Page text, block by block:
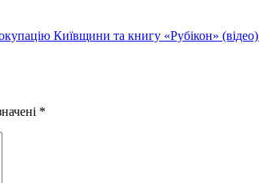
Київщини та книгу «Рубікон» (відео)
*